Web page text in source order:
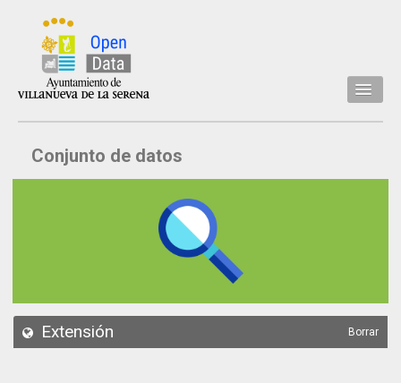
Inicio
Datos
API
Conjunto de datos
Extensión Borrar